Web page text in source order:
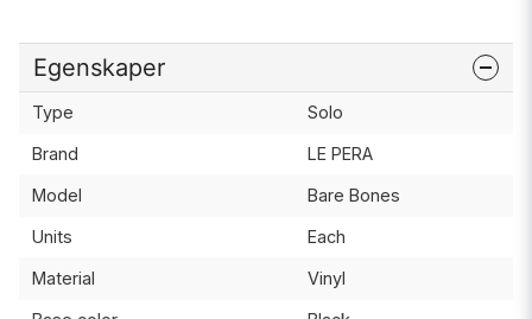
Egenskaper
Type Solo
Brand LE PERA
Model Bare Bones
Units Each
Material Vinyl